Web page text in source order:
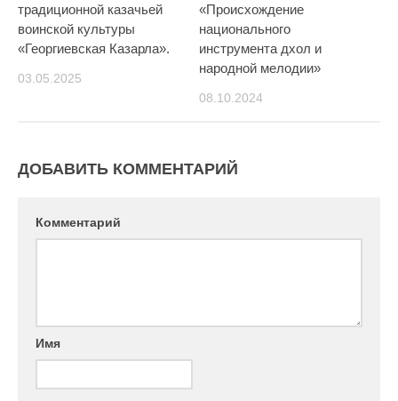
традиционной казачьей
воинской культуры
«Георгиевская Казарла».
03.05.2025
«Происхождение
национального
инструмента дхол и
народной мелодии»
08.10.2024
ДОБАВИТЬ КОММЕНТАРИЙ
Комментарий
Имя